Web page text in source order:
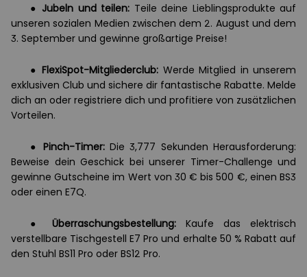
● Jubeln und teilen: Teile deine Lieblingsprodukte auf
unseren sozialen Medien zwischen dem 2. August und dem
3. September und gewinne großartige Preise!
● FlexiSpot-Mitgliederclub: Werde Mitglied in unserem
exklusiven Club und sichere dir fantastische Rabatte. Melde
dich an oder registriere dich und profitiere von zusätzlichen
Vorteilen.
● Pinch-Timer:Die 3,777 Sekunden Herausforderung:
Beweise dein Geschick bei unserer Timer-Challenge und
gewinne Gutscheine im Wert von 30 € bis 500 €, einen BS3
oder einen E7Q.
● Überraschungsbestellung: Kaufe das elektrisch
verstellbare Tischgestell E7 Pro und erhalte 50 % Rabatt auf
den Stuhl BS11 Pro oder BS12 Pro.